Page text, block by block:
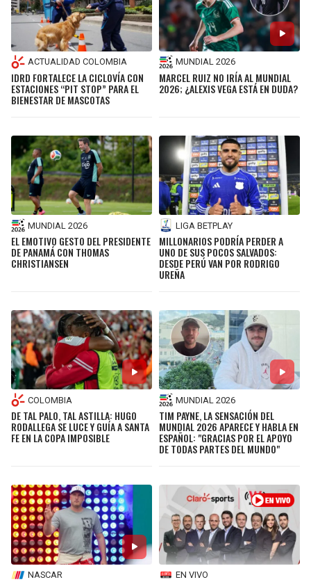
ACTUALIDAD COLOMBIA
IDRD FORTALECE LA CICLOVÍA CON
ESTACIONES “PIT STOP” PARA EL
BIENESTAR DE MASCOTAS
MUNDIAL 2026
MARCEL RUIZ NO IRÍA AL MUNDIAL
2026; ¿ALEXIS VEGA ESTÁ EN DUDA?
MUNDIAL 2026
EL EMOTIVO GESTO DEL PRESIDENTE
DE PANAMÁ CON THOMAS
CHRISTIANSEN
LIGA BETPLAY
MILLONARIOS PODRÍA PERDER A
UNO DE SUS POCOS SALVADOS:
DESDE PERÚ VAN POR RODRIGO
UREÑA
COLOMBIA
DE TAL PALO, TAL ASTILLA: HUGO
RODALLEGA SE LUCE Y GUÍA A SANTA
FE EN LA COPA IMPOSIBLE
MUNDIAL 2026
TIM PAYNE, LA SENSACIÓN DEL
MUNDIAL 2026 APARECE Y HABLA EN
ESPAÑOL: "GRACIAS POR EL APOYO
DE TODAS PARTES DEL MUNDO"
NASCAR EN VIVO